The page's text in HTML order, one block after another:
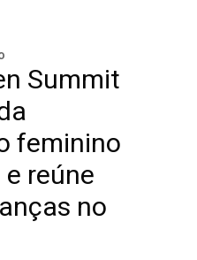
Summit
feminino
reúne
no